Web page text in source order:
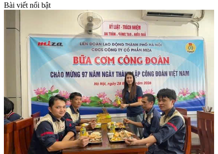
Bài viết nổi bật